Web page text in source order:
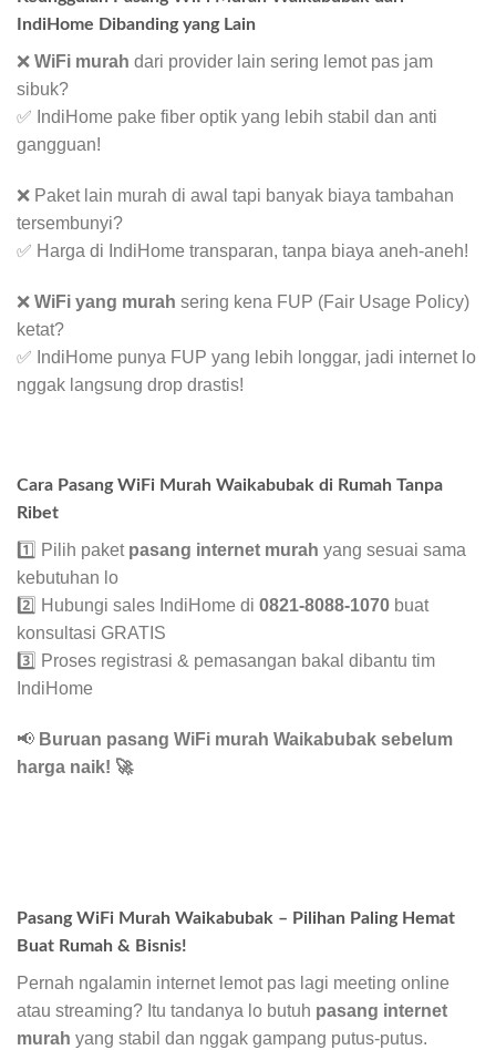
IndiHome Dibanding yang Lain
❌ WiFi murah dari provider lain sering lemot pas jam
sibuk?
✅ IndiHome pake fiber optik yang lebih stabil dan anti
gangguan!
❌ Paket lain murah di awal tapi banyak biaya tambahan
tersembunyi?
✅ Harga di IndiHome transparan, tanpa biaya aneh-aneh!
❌ WiFi yang murah sering kena FUP (Fair Usage Policy)
ketat?
✅ IndiHome punya FUP yang lebih longgar, jadi internet lo
nggak langsung drop drastis!
Cara Pasang WiFi Murah Waikabubak di Rumah Tanpa
Ribet
1️⃣ Pilih paket pasang internet murah yang sesuai sama
kebutuhan lo
2️⃣ Hubungi sales IndiHome di 0821-8088-1070 buat
konsultasi GRATIS
3️⃣ Proses registrasi & pemasangan bakal dibantu tim
IndiHome
📢 Buruan pasang WiFi murah Waikabubak sebelum
harga naik! 🚀
Pasang WiFi Murah Waikabubak – Pilihan Paling Hemat
Buat Rumah & Bisnis!
Pernah ngalamin internet lemot pas lagi meeting online
atau streaming? Itu tandanya lo butuh pasang internet
murah yang stabil dan nggak gampang putus-putus.